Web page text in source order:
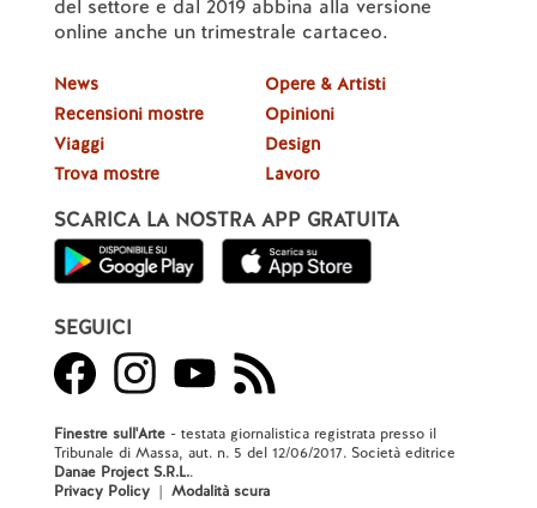
del settore e dal 2019 abbina alla versione
online anche un trimestrale cartaceo.
News
Recensioni mostre
Viaggi
Trova mostre
Opere & Artisti
Opinioni
Design
Lavoro
SCARICA LA NOSTRA APP GRATUITA
SEGUICI
Finestre sull'Arte- testata giornalistica registrata presso il
Tribunale di Massa, aut. n. 5 del 12/06/2017. Società editrice
Danae Project S.R.L..
Privacy Policy| Modalità scura